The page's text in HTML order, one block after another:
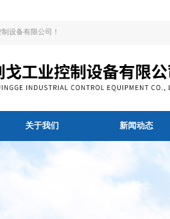
设备有限公司！
关于我们 新闻动态